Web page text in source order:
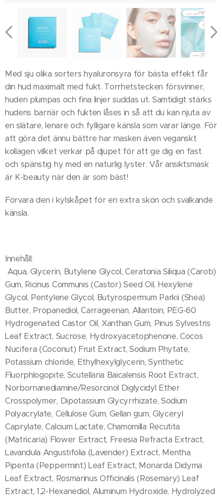
Med sju olika sorters hyaluronsyra för bästa effekt får
din hud maximalt med fukt. Torrhetstecken försvinner,
huden plumpas och fina linjer suddas ut. Samtidigt stärks
hudens barriär och fukten låses in så att du kan njuta av
en slätare, lenare och fylligare känsla som varar länge. För
att göra det ännu bättre har masken även veganskt
kollagen vilket verkar på djupet för att ge dig en fast
och spänstig hy med en naturlig lyster. Vår ansiktsmask
är K-beauty när den är som bäst!
Förvara den i kylskåpet för en extra skön och svalkande
känsla.
Innehåll:
Aqua, Glycerin, Butylene Glycol, Ceratonia Siliqua (Carob)
Gum, Ricinus Communis (Castor) Seed Oil, Hexylene
Glycol, Pentylene Glycol, Butyrospermum Parkii (Shea)
Butter, Propanediol, Carrageenan, Allantoin, PEG-60
Hydrogenated Castor Oil, Xanthan Gum, Pinus Sylvestris
Leaf Extract, Sucrose, Hydroxyacetophenone, Cocos
Nucifera (Coconut) Fruit Extract, Sodium Phytate,
Potassium chloride, Ethylhexylglycerin, Synthetic
Fluorphlogopite, Scutellaria Baicalensis Root Extract,
Norbornanediamine/Resorcinol Diglycidyl Ether
Crosspolymer, Dipotassium Glycyrrhizate, Sodium
Polyacrylate, Cellulose Gum, Gellan gum, Glyceryl
Caprylate, Calcium Lactate, Chamomilla Recutita
(Matricaria) Flower Extract, Freesia Refracta Extract,
Lavandula Angustifolia (Lavender) Extract, Mentha
Piperita (Peppermint) Leaf Extract, Monarda Didyma
Leaf Extract, Rosmarinus Officinalis (Rosemary) Leaf
Extract, 1,2-Hexanediol, Aluminum Hydroxide, Hydrolyzed